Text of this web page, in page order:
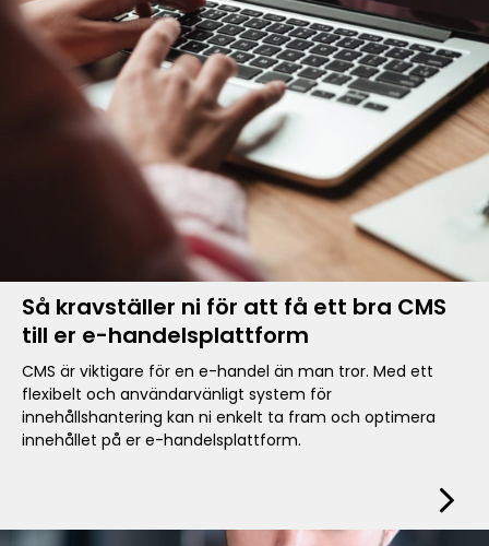
Så kravställer ni för att få ett bra CMS
till er e-handelsplattform
CMS är viktigare för en e-handel än man tror. Med ett
flexibelt och användarvänligt system för
innehållshantering kan ni enkelt ta fram och optimera
innehållet på er e-handelsplattform.